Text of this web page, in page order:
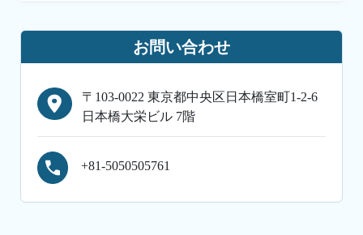
お問い合わせ
〒103-0022 東京都中央区日本橋室町1-2-6
日本橋大栄ビル 7階
+81-5050505761